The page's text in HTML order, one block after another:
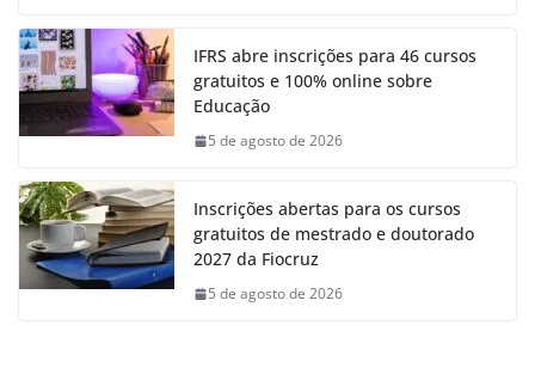
IFRS abre inscrições para 46 cursos
gratuitos e 100% online sobre
Educação
5 de agosto de 2026
Inscrições abertas para os cursos
gratuitos de mestrado e doutorado
2027 da Fiocruz
5 de agosto de 2026